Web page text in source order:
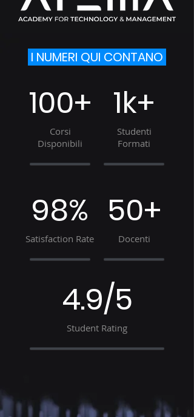
I NUMERI QUI CONTANO
100+
Corsi
Disponibili
1k+
Studenti
Formati
98%
Satisfaction Rate
50+
Docenti
4.9/5
Student Rating